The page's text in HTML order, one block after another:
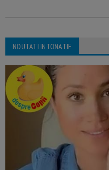
NOUTATI INTONATIE